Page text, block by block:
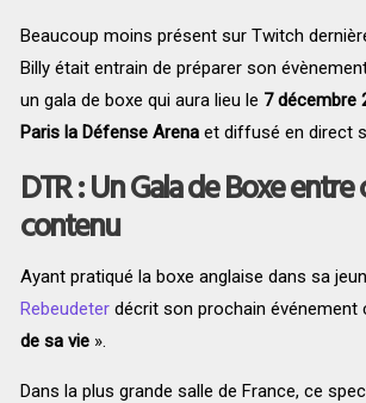
Beaucoup moins présent sur Twitch
Billy était entrain de préparer son
un gala de boxe qui aura lieu le 7 décembre
Paris la Défense Arenaet diffusé en direct
DTR : Un Gala de Boxe
contenu
Ayant pratiqué la boxe anglaise dans sa
Rebeudeterdécrit son prochain événement
de sa vie».
Dans la plus grande salle de France, ce